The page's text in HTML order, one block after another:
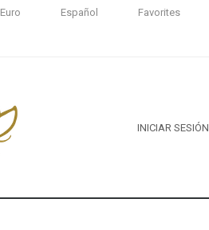
Favorites
Español
Euro
INICIAR SESIÓN